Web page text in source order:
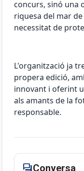
concurs, sinó una
riquesa del mar
necessitat de
L'organització ja
propera edició,
innovant i oferint
als amants de la
responsable.
forumConversa